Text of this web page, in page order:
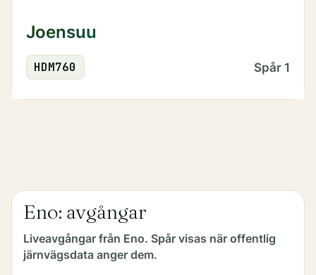
Joensuu
HDM760 Spår 1
Eno: avgångar
Liveavgångar från Eno. Spår visas när offentlig
järnvägsdata anger dem.